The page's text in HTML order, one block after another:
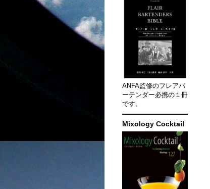
ANFA監修のフレアバ
ーテンダー必携の１冊
です。
Mixology Cocktail